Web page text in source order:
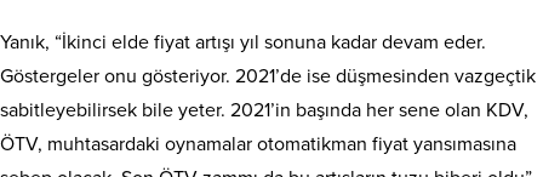
Yanık, “İkinci elde fiyat artışı yıl sonuna kadar devam eder.
Göstergeler onu gösteriyor. 2021’de ise düşmesinden vazgeçtik
sabitleyebilirsek bile yeter. 2021’in başında her sene olan KDV,
ÖTV, muhtasardaki oynamalar otomatikman fiyat yansımasına